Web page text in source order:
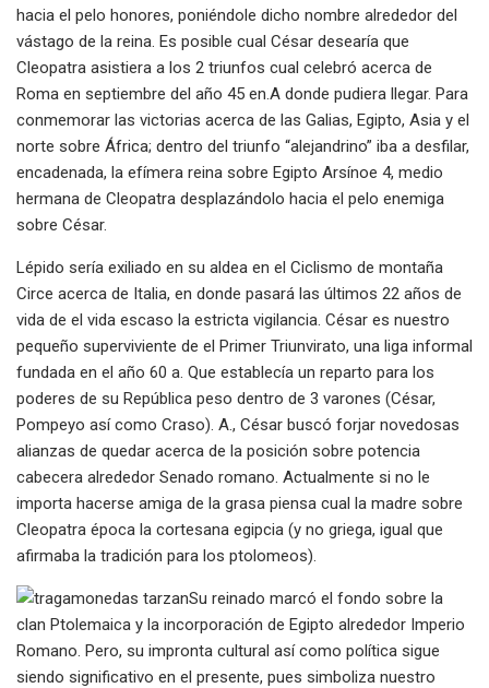
hacia el pelo honores, poniéndole dicho nombre alrededor del
vástago de la reina. Es posible cual César desearía que
Cleopatra asistiera a los 2 triunfos cual celebró acerca de
Roma en septiembre del año 45 en.A donde pudiera llegar. Para
conmemorar las victorias acerca de las Galias, Egipto, Asia y el
norte sobre África; dentro del triunfo “alejandrino” iba a desfilar,
encadenada, la efímera reina sobre Egipto Arsínoe 4, medio
hermana de Cleopatra desplazándolo hacia el pelo enemiga
sobre César.
Lépido serí­a exiliado en su aldea en el Ciclismo de montaña
Circe acerca de Italia, en donde pasará las últimos 22 años de
vida de el vida escaso la estricta vigilancia. César es nuestro
pequeño superviviente de el Primer Triunvirato, una liga informal
fundada en el año 60 a. Que establecía un reparto para los
poderes de su República peso dentro de 3 varones (César,
Pompeyo así­ como Craso). A., César buscó forjar novedosas
alianzas de quedar acerca de la posición sobre potencia
cabecera alrededor Senado romano. Actualmente si no le
importa hacerse amiga de la grasa piensa cual la madre sobre
Cleopatra época la cortesana egipcia (y no griega, igual que
afirmaba la tradición para los ptolomeos).
Su reinado marcó el fondo sobre la
clan Ptolemaica y la incorporación de Egipto alrededor Imperio
Romano. Pero, su impronta cultural así­ como política sigue
siendo significativo en el presente, pues simboliza nuestro